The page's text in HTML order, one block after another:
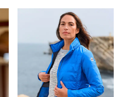
Leichtsteppjacke Traveller
Passform Outfit.